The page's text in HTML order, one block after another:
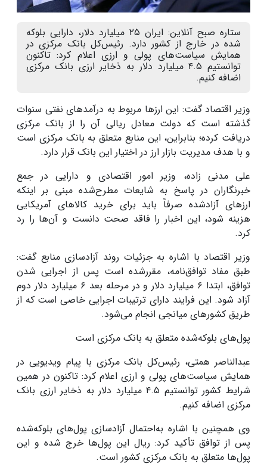
ستاره صبح آنلاین: ایران ۲۵ میلیارد دلار، دارایی بلوکه
شده در خارج از کشور دارد. رئیس‌کل بانک مرکزی در
همایش سیاست‌های پولی و ارزی اعلام کرد: تاکنون
توانستیم ۴.۵ میلیارد دلار به ذخایر ارزی بانک مرکزی
اضافه کنیم.
وزیر اقتصاد گفت: این ارزها مربوط به درآمدهای نفتی سنوات
گذشته است که دولت معادل ریالی آن را از بانک مرکزی
دریافت کرده؛ بنابراین، این منابع متعلق به بانک مرکزی است
و با هدف مدیریت بازار ارز در اختیار این بانک قرار دارد.
علی مدنی زاده، وزیر امور اقتصادی و دارایی در جمع
خبرنگاران در پاسخ به شایعات مطرح‌شده مبنی بر اینکه
ارزهای آزادشده صرفاً باید برای خرید کالاهای آمریکایی
هزینه شود، این اخبار را فاقد صحت دانست و آن‌ها را رد
کرد.
وزیر اقتصاد با اشاره به جزئیات روند آزادسازی منابع گفت:
طبق مفاد توافق‌نامه، مقررشده است پس از اجرایی شدن
توافق، ابتدا ۶ میلیارد دلار و در مرحله بعد ۶ میلیارد دلار دوم
آزاد شود. این فرایند دارای ترتیبات اجرایی خاصی است که از
طریق کشورهای میانجی انجام می‌شود.
پول‌های بلوکه‌شده متعلق به بانک مرکزی است
عبدالناصر همتی، رئیس‌کل بانک مرکزی با پیام ویدیویی در
همایش سیاست‌های پولی و ارزی اعلام کرد: تاکنون در همین
شرایط کشور توانستیم ۴.۵ میلیارد دلار به ذخایر ارزی بانک
مرکزی اضافه کنیم.
وی همچنین با اشاره به‌احتمال آزادسازی پول‌های بلوکه‌شده
پس از توافق تأکید کرد: ریال این پول‌ها خرج شده و این
پول‌ها متعلق به بانک مرکزی کشور است.